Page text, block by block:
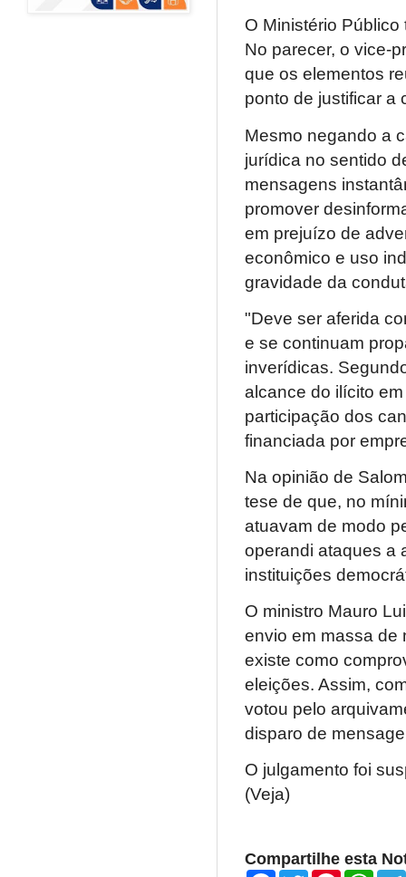
O Ministério
No parecer, o vice-
que os elementos
ponto de justificar a
Mesmo negando a
jurídica no sentido
mensagens
promover
em prejuízo de
econômico e uso
gravidade da
"Deve ser aferida
e se continuam
inverídicas.
alcance do ilícito
participação dos
financiada por
Na opinião de
tese de que, no
atuavam de modo
operandi ataques a
instituições
O ministro Mauro
envio em massa de
existe como
eleições. Assim,
votou pelo
disparo de
O julgamento foi
(Veja)
Compartilhe esta